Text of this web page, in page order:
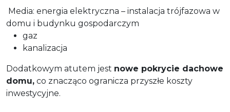
Media: energia elektryczna – instalacja trójfazowa w
domu i budynku gospodarczym
gaz
kanalizacja
Dodatkowym atutem jest nowe pokrycie dachowe
domu, co znacząco ogranicza przyszłe koszty
inwestycyjne.